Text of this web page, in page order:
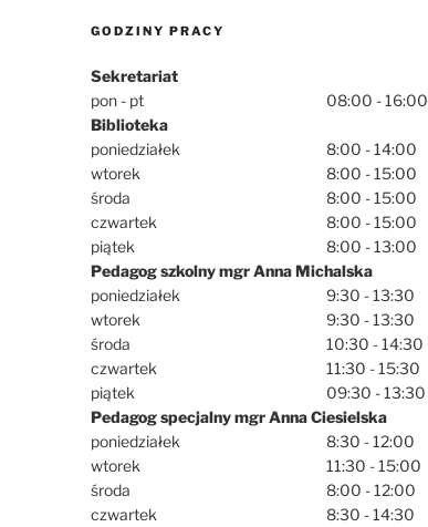
GODZINY PRACY
Sekretariat
pon - pt
08:00 - 16:00
Biblioteka
poniedziałek
wtorek
środa
czwartek
piątek
8:00 - 14:00
8:00 - 15:00
8:00 - 15:00
8:00 - 15:00
8:00 - 13:00
Pedagog szkolny mgr Anna Michalska
poniedziałek
wtorek
środa
czwartek
piątek
9:30 - 13:30
9:30 - 13:30
10:30 - 14:30
11:30 - 15:30
09:30 - 13:30
Pedagog specjalny mgr Anna Ciesielska
poniedziałek
wtorek
środa
czwartek
8:30 - 12:00
11:30 - 15:00
8:00 - 12:00
8:30 - 14:30